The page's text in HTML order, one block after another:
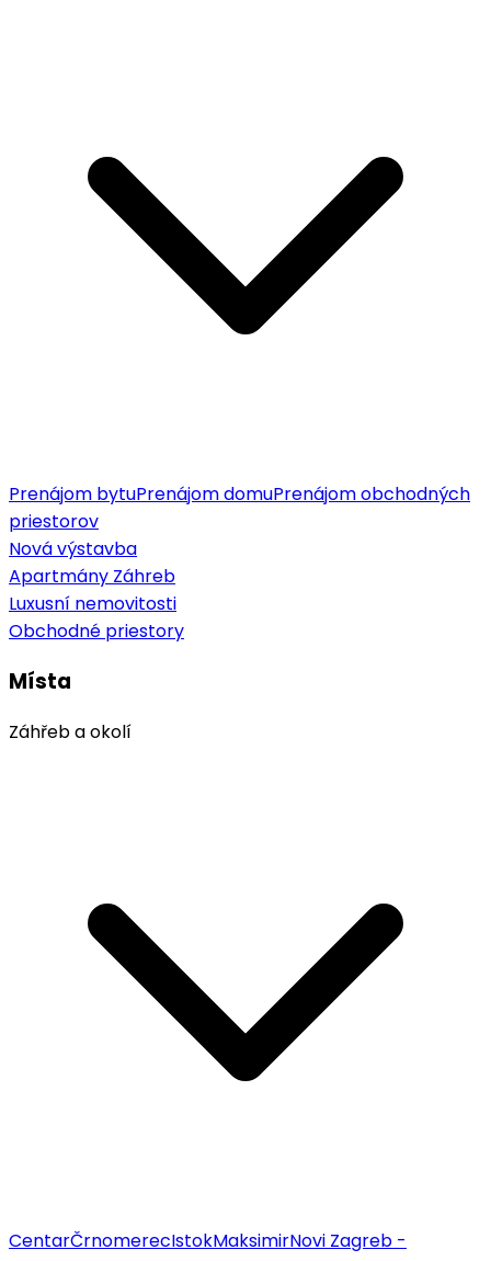
Prenájom bytuPrenájom domuPrenájom obchodných
priestorov
Nová výstavba
Apartmány Záhreb
Luxusní nemovitosti
Obchodné priestory
Místa
Záhřeb a okolí
CentarČrnomerecIstokMaksimirNovi Zagreb -